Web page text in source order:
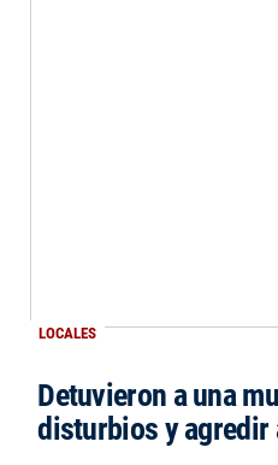
LOCALES
Detuvieron a una
disturbios y agredir